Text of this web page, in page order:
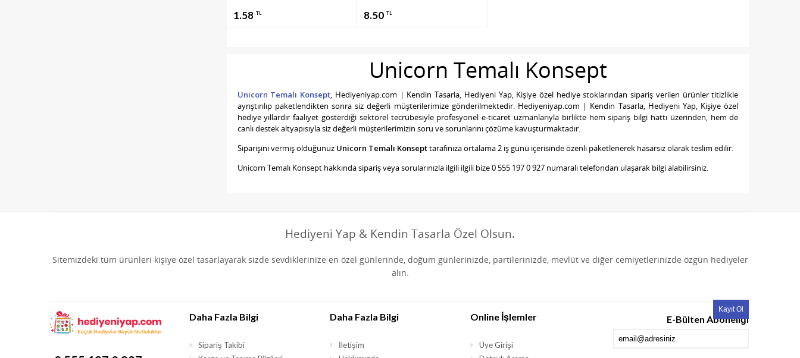
1.58 TL 8.50 TL
Unicorn Temalı Konsept
Unicorn Temalı Konsept, Hediyeniyap.com | Kendin Tasarla, Hediyeni Yap, Kişiye özel hediye stoklarından sipariş verilen ürünler titizlikle
ayrıştırılıp paketlendikten sonra siz değerli müşterilerimize gönderilmektedir. Hediyeniyap.com | Kendin Tasarla, Hediyeni Yap, Kişiye özel
hediye yıllardır faaliyet gösterdiği sektörel tecrübesiyle profesyonel e-ticaret uzmanlarıyla birlikte hem sipariş bilgi hattı üzerinden, hem de
canlı destek altyapısıyla siz değerli müşterilerimizin soru ve sorunlarını çözüme kavuşturmaktadır.
Siparişini vermiş olduğunuz Unicorn Temalı Konsepttarafınıza ortalama 2 iş günü içerisinde özenli paketlenerek hasarsız olarak teslim edilir.
Unicorn Temalı Konsepthakkında sipariş veya sorularınızla ilgili ilgili bize 0 555 197 0 927 numaralı telefondan ulaşarak bilgi alabilirsiniz.
Hediyeni Yap & Kendin Tasarla Özel Olsun.
Sitemizdeki tüm ürünleri kişiye özel tasarlayarak sizde sevdiklerinize en özel günlerinde, doğum günlerinizde, partilerinizde, mevlüt ve diğer cemiyetlerinizde özgün hediyeler
alın.
Daha Fazla Bilgi
Sipariş Takibi
Daha Fazla Bilgi
İletişim
Online İşlemler
Üye Girişi
E-Bülten Aboneliği